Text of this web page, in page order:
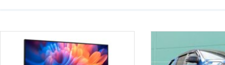
thay vì chỉ so sánh cấu hình trên giấy.
không, dùng được